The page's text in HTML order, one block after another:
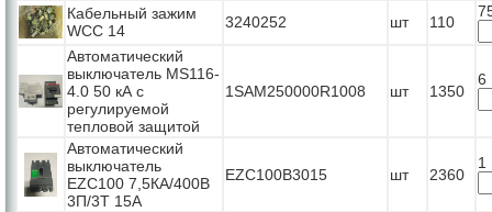
Кабельный зажим
WCC 14
3240252 шт 110
Автоматический
выключатель MS116-
4.0 50 кА с
регулируемой
тепловой защитой
1SAM250000R1008 шт 1350
6
Автоматический
выключатель
EZC100 7,5КА/400В
3П/3Т 15А
EZC100B3015 шт 2360
1